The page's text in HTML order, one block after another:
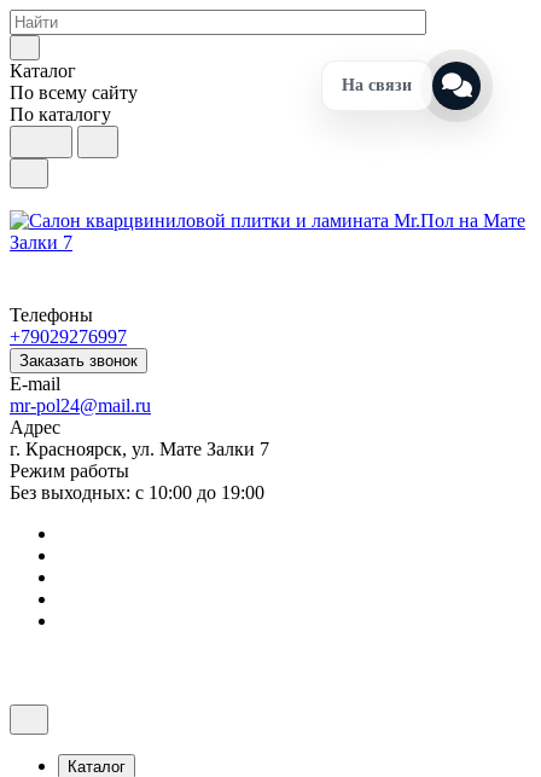
Каталог
По всему сайту
По каталогу
Телефоны
+79029276997
Заказать звонок
E-mail
mr-pol24@mail.ru
Адрес
г. Красноярск, ул. Мате Залки 7
Режим работы
Без выходных: с 10:00 до 19:00
Каталог
На связи